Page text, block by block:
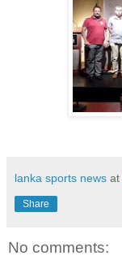
lanka sports news at
Share
No comments: